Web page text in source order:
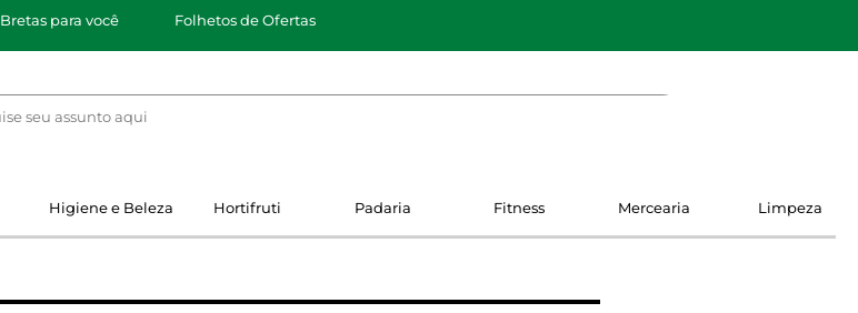
Bretas para você Folhetos de Ofertas
Higiene e Beleza Hortifruti Padaria Fitness Mercearia Limpeza